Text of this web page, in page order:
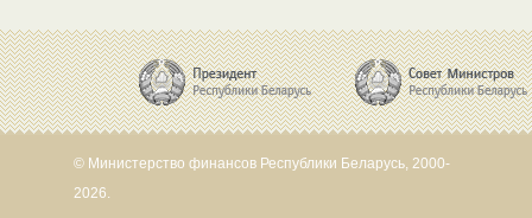
© Министерство финансов Республики Беларусь, 2000-
2026.